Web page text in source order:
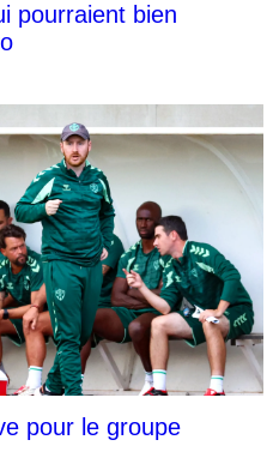
pourraient bien
pour le groupe